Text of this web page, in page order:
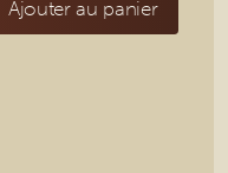
Ajouter au panier